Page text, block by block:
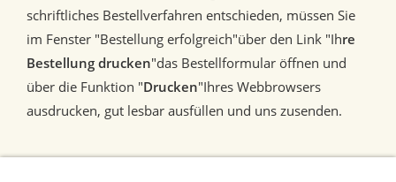
schriftliches Bestellverfahren entschieden, müssen Sie
im Fenster "Bestellung erfolgreich"über den Link "Ihre
Bestellung drucken"das Bestellformular öffnen und
über die Funktion "Drucken"Ihres Webbrowsers
ausdrucken, gut lesbar ausfüllen und uns zusenden.